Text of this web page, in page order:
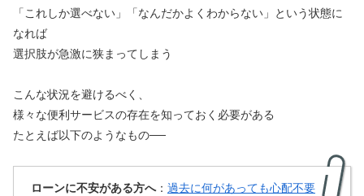
「これしか選べない」「なんだかよくわからない」という状態に
なれば
選択肢が急激に狭まってしまう
こんな状況を避けるべく、
様々な便利サービスの存在を知っておく必要がある
たとえば以下のようなもの──
ローンに不安がある方へ： 過去に何があっても心配不要